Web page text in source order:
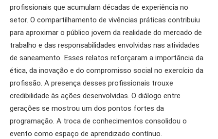
profissionais que acumulam décadas de experiência no
setor. O compartilhamento de vivências práticas contribuiu
para aproximar o público jovem da realidade do mercado de
trabalho e das responsabilidades envolvidas nas atividades
de saneamento. Esses relatos reforçaram a importância da
ética, da inovação e do compromisso social no exercício da
profissão. A presença desses profissionais trouxe
credibilidade às ações desenvolvidas. O diálogo entre
gerações se mostrou um dos pontos fortes da
programação. A troca de conhecimentos consolidou o
evento como espaço de aprendizado contínuo.